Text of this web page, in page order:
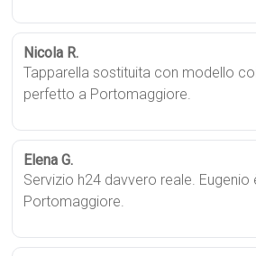
Nicola R.
Tapparella sostituita con modello
perfetto a Portomaggiore.
Elena G.
Servizio h24 davvero reale.
Portomaggiore.